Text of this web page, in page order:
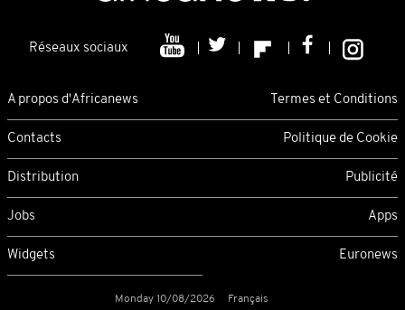
Réseaux sociaux
A propos d'Africanews Termes et Conditions
Contacts Politique de Cookie
Distribution Publicité
Jobs Apps
Widgets Euronews
Monday 10/08/2026